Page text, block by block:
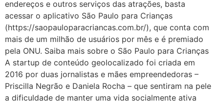
endereços e outros serviços das atrações, basta
acessar o aplicativo São Paulo para Crianças
(https://saopauloparacriancas.com.br/), que conta com
mais de um milhão de usuários por mês e é premiado
pela ONU. Saiba mais sobre o São Paulo para Crianças
A startup de conteúdo geolocalizado foi criada em
2016 por duas jornalistas e mães empreendedoras –
Priscilla Negrão e Daniela Rocha – que sentiram na pele
a dificuldade de manter uma vida socialmente ativa